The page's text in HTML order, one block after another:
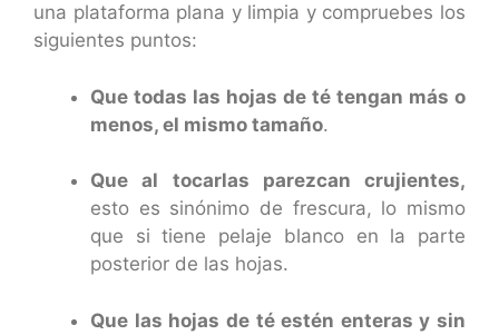
una plataforma plana y limpia y compruebes los
siguientes puntos:
Que todas las hojas de té tengan más o
menos, el mismo tamaño.
Que al tocarlas parezcan crujientes,
esto es sinónimo de frescura, lo mismo
que si tiene pelaje blanco en la parte
posterior de las hojas.
Que las hojas de té estén enteras y sin